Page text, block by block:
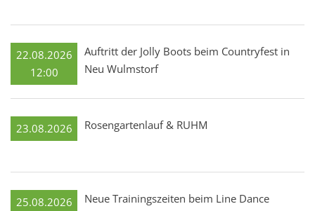
22.08.2026
12:00
Auftritt der Jolly Boots beim Countryfest in
Neu Wulmstorf
23.08.2026 Rosengartenlauf & RUHM
25.08.2026
Neue Trainingszeiten beim Line Dance